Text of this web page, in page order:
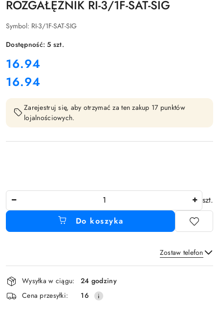
ROZGAŁĘŹNIK RI-3/1F-SAT-SIG
Symbol: RI-3/1F-SAT-SIG
Dostępność:5 szt.
cena:
16.94
Cena:
16.94
Zarejestruj się, aby otrzymać za ten zakup 17 punktów
lojalnościowych.
szt.
Do koszyka
Zostaw telefon
Wyślij
Dostępność
i
dostawa
Wysyłka w ciągu:
24 godziny
Cena przesyłki:
16